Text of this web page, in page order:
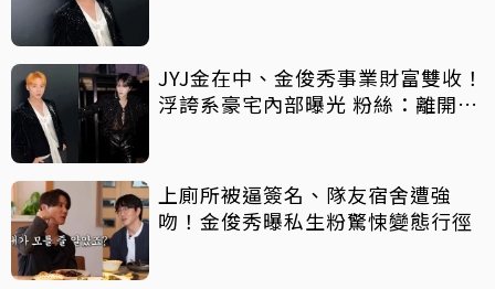
JYJ金在中、金俊秀事業財富雙收！
浮誇系豪宅內部曝光 粉絲：離開
上廁所被逼簽名、隊友宿舍遭強
吻！金俊秀曝私生粉驚悚變態行徑